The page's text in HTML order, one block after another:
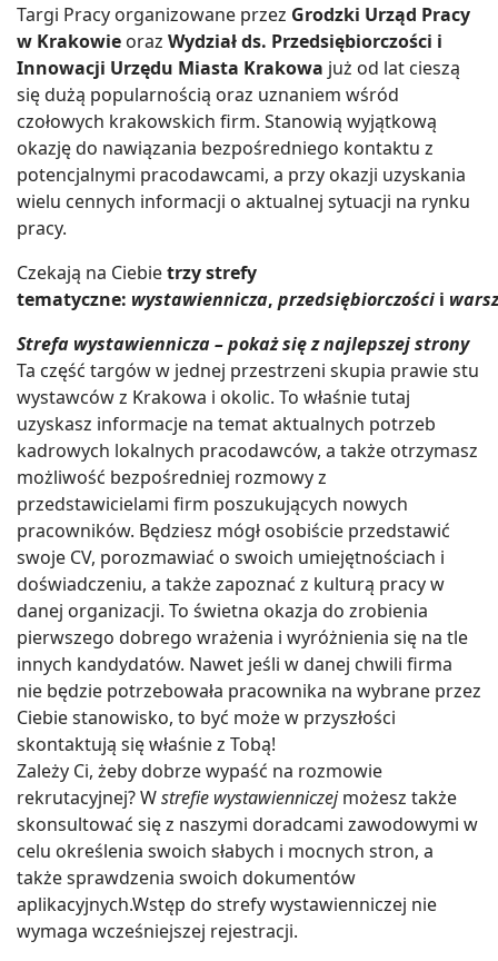
Targi Pracy organizowane przez Grodzki Urząd Pracy
w Krakowie oraz Wydział ds. Przedsiębiorczości i
Innowacji Urzędu Miasta Krakowa już od lat cieszą
się dużą popularnością oraz uznaniem wśród
czołowych krakowskich firm. Stanowią wyjątkową
okazję do nawiązania bezpośredniego kontaktu z
potencjalnymi pracodawcami, a przy okazji uzyskania
wielu cennych informacji o aktualnej sytuacji na rynku
pracy.
Czekają na Ciebietrzy strefy
tematyczne: wystawiennicza, przedsiębiorczości i
Strefa wystawiennicza – pokaż się z najlepszej strony
Ta część targów w jednej przestrzeni skupia prawie stu
wystawców z Krakowa i okolic. To właśnie tutaj
uzyskasz informacje na temat aktualnych potrzeb
kadrowych lokalnych pracodawców, a także otrzymasz
możliwość bezpośredniej rozmowy z
przedstawicielami firm poszukujących nowych
pracowników. Będziesz mógł osobiście przedstawić
swoje CV, porozmawiać o swoich umiejętnościach i
doświadczeniu, a także zapoznać z kulturą pracy w
danej organizacji. To świetna okazja do zrobienia
pierwszego dobrego wrażenia i wyróżnienia się na tle
innych kandydatów. Nawet jeśli w danej chwili firma
nie będzie potrzebowała pracownika na wybrane przez
Ciebie stanowisko, to być może w przyszłości
skontaktują się właśnie z Tobą!
Zależy Ci, żeby dobrze wypaść na rozmowie
rekrutacyjnej? Wstrefie wystawienniczejmożesz także
skonsultować się z naszymi doradcami zawodowymi w
celu określenia swoich słabych i mocnych stron, a
także sprawdzenia swoich dokumentów
aplikacyjnych.Wstęp do strefy wystawienniczej nie
wymaga wcześniejszej rejestracji.